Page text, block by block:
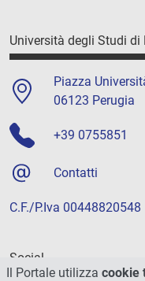
Università degli Studi di
Piazza
06123 Perugia
+39 0755851
Contatti
C.F./P.Iva 00448820548
Social
Il Portale utilizza cookie